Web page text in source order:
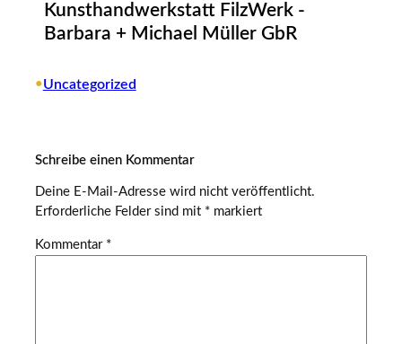
Kunsthandwerkstatt FilzWerk -
Barbara + Michael Müller GbR
•Uncategorized
Schreibe einen Kommentar
Deine E-Mail-Adresse wird nicht veröffentlicht.
Erforderliche Felder sind mit *markiert
Kommentar *